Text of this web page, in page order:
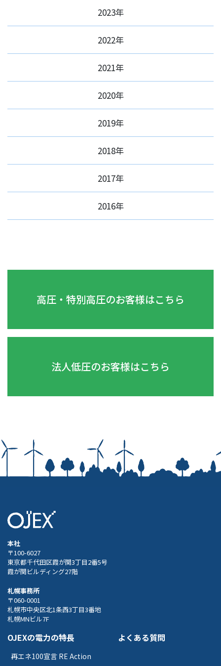
2023年
2022年
2021年
2020年
2019年
2018年
2017年
2016年
高圧・特別高圧のお客様はこちら
法人低圧のお客様はこちら
本社
〒100-6027
東京都千代田区霞が関3丁目2番5号
霞が関ビルディング27階
札幌事務所
〒060-0001
札幌市中央区北1条西3丁目3番地
札幌MNビル7F
OJEXの電力の特長
再エネ100宣言 RE Action
よくある質問